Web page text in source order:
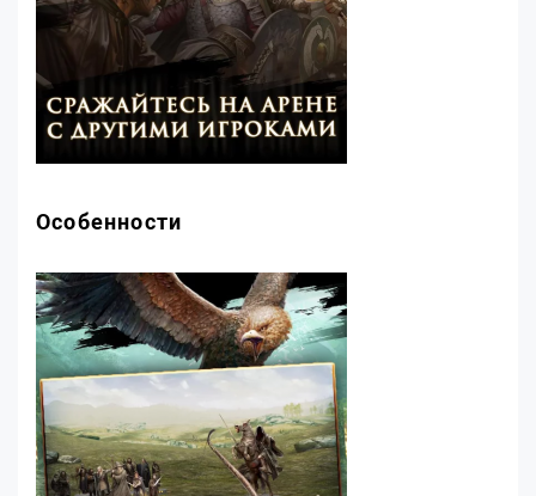
Особенности